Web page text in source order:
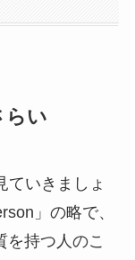
らい
ていきましょ
」の略で、
を持つ人のこ